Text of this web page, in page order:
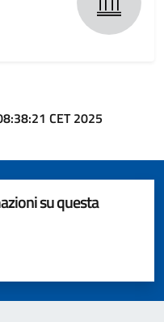
CET 2025
su questa
5